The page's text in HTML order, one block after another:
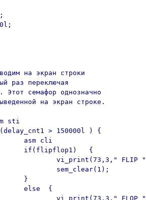
на экран строки
раз переключая
семафор однозначно
на экран строке.
sti
> 150000l ) {
asm cli
if(flipflop1)   {
vi_print(73,3," FLIP
sem_clear(1);
}
else  {
vi_print(73,3," FLOP